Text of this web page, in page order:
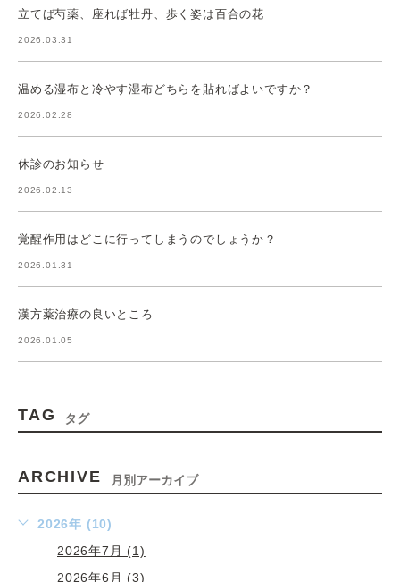
立てば芍薬、座れば牡丹、歩く姿は百合の花
2026.03.31
温める湿布と冷やす湿布どちらを貼ればよいですか？
2026.02.28
休診のお知らせ
2026.02.13
覚醒作用はどこに行ってしまうのでしょうか？
2026.01.31
漢方薬治療の良いところ
2026.01.05
TAG タグ
ARCHIVE 月別アーカイブ
2026年 (10)
2026年7月 (1)
2026年6月 (3)